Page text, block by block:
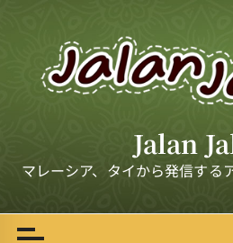
t
Jalan
マレーシア、タイから発信する